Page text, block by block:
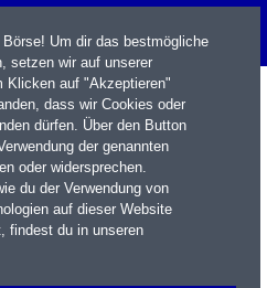
Um dir das bestmögliche
setzen wir auf unserer
Klicken auf "Akzeptieren"
dass wir Cookies oder
dürfen. Über den Button
der genannten
oder widersprechen.
du der Verwendung von
auf dieser Website
findest du in unseren